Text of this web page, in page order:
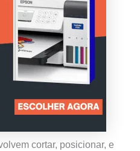
cortar, posicionar, e